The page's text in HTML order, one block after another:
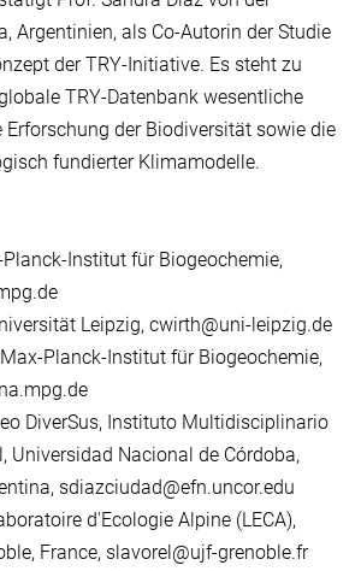
Argentinien, als Co-Autorin der Studie
der TRY-Initiative. Es steht zu
TRY-Datenbank wesentliche
der Biodiversität sowie die
fundierter Klimamodelle.
Institut für Biogeochemie,
Leipzig, cwirth@uni-leipzig.de
Planck-Institut für Biogeochemie,
DiverSus, Instituto Multidisciplinario
Universidad Nacional de Córdoba,
sdiazciudad@efn.uncor.edu
d'Ecologie Alpine (LECA),
France, slavorel@ujf-grenoble.fr